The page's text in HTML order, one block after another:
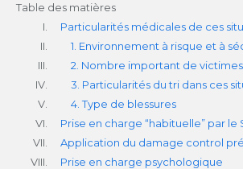
Table des matières
Particularités médicales de ces
1. Environnement à risque et à
2. Nombre important de
3. Particularités du tri dans ces
4. Type de blessures
Prise en charge “habituelle” par le
Application du damage control
Prise en charge psychologique